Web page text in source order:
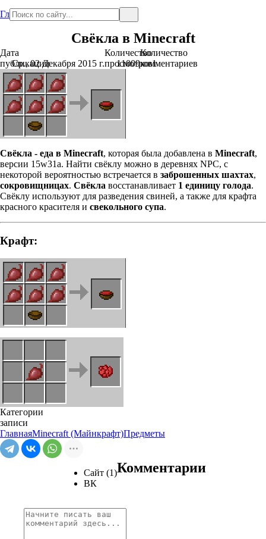
Главная
Свёкла в Minecraft
Дата
публикации
Ср., 02 Декабря 2015 г.
Количество
просмотров
11009
Количество
комментариев
1
Свёкла - еда в Minecraft, которая была добавлена в Minecraft,
версии 15w31a. Найти свёклу можно в деревнях NPC, с
некоторой вероятностью встречается в заброшенных шахтах,
сокровищницах. Свёкла восстанавливает 1 единицу голода.
Свёклу используют для разведения свиней, а также для крафта
красного красителя и свекольного супа.
Крафт:
Категории
записи
ГлавнаяMinecraft (Майнкрафт)Предметы
Сайт (1)
ВК
Комментарии